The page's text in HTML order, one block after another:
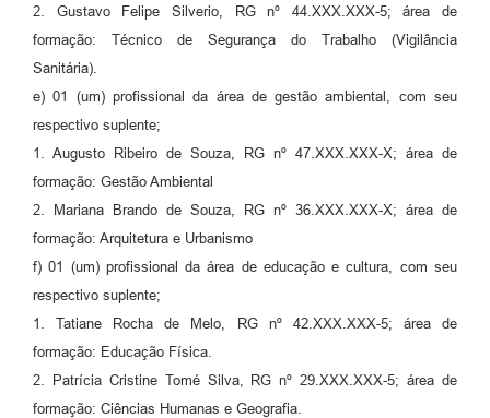
2. Gustavo Felipe Silverio, RG nº 44.XXX.XXX-5; área de
formação: Técnico de Segurança do Trabalho (Vigilância
Sanitária).
e) 01 (um) profissional da área de gestão ambiental, com seu
respectivo suplente;
1. Augusto Ribeiro de Souza, RG nº 47.XXX.XXX-X; área de
formação: Gestão Ambiental
2. Mariana Brando de Souza, RG nº 36.XXX.XXX-X; área de
formação: Arquitetura e Urbanismo
f) 01 (um) profissional da área de educação e cultura, com seu
respectivo suplente;
1. Tatiane Rocha de Melo, RG nº 42.XXX.XXX-5; área de
formação: Educação Física.
2. Patrícia Cristine Tomé Silva, RG nº 29.XXX.XXX-5; área de
formação: Ciências Humanas e Geografia.